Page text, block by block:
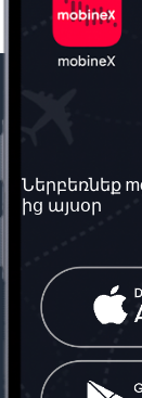
Մեր մասին
Մեր
Կապ մեզ
Միացյալ
Ներբեռնեք
ից այսօր